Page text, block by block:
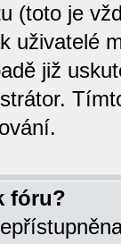
(toto je
uživatelé
již
fóru?